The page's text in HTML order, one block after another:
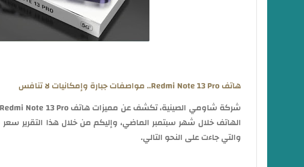
هاتف Redmi Note 13 Pro.. مواصفات جبارة وإمكانيات لا تنافس
والتي جاءت على النحو التالي.